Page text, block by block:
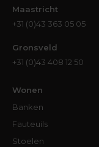
Maastricht
+31 (0)43 363 05 05
Gronsveld
+31 (0)43 408 12 50
Wonen
Banken
Fauteuils
Stoelen